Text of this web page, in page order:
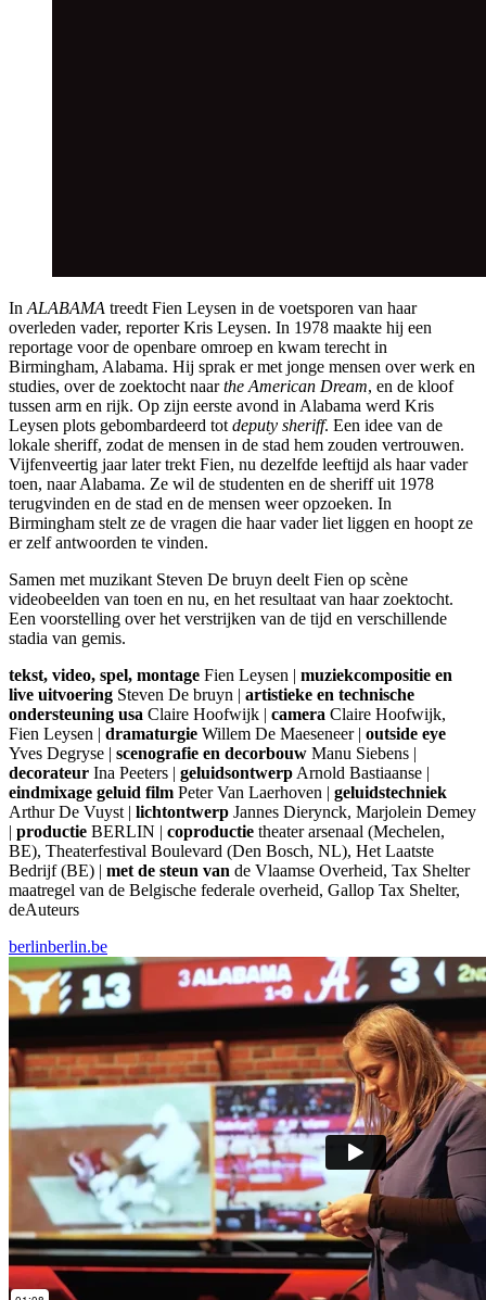
In ALABAMA treedt Fien Leysen in de voetsporen van haar
overleden vader, reporter Kris Leysen. In 1978 maakte hij een
reportage voor de openbare omroep en kwam terecht in
Birmingham, Alabama. Hij sprak er met jonge mensen over werk en
studies, over de zoektocht naarthe American Dream, en de kloof
tussen arm en rijk. Op zijn eerste avond in Alabama werd Kris
Leysen plots gebombardeerd tot deputy sheriff. Een idee van de
lokale sheriff, zodat de mensen in de stad hem zouden vertrouwen.
Vijfenveertig jaar later trekt Fien, nu dezelfde leeftijd als haar vader
toen, naar Alabama. Ze wil de studenten en de sheriff uit 1978
terugvinden en de stad en de mensen weer opzoeken. In
Birmingham stelt ze de vragen die haar vader liet liggen en hoopt ze
er zelf antwoorden te vinden.
Samen met muzikant Steven De bruyn deelt Fien op scène
videobeelden van toen en nu, en het resultaat van haar zoektocht.
Een voorstelling over het verstrijken van de tijd en verschillende
stadia van gemis.
tekst, video, spel, montage Fien Leysen | muziekcompositie en
live uitvoering Steven De bruyn | artistieke en technische
ondersteuning usa Claire Hoofwijk | camera Claire Hoofwijk,
Fien Leysen | dramaturgie Willem De Maeseneer | outside eye
Yves Degryse | scenografie en decorbouw Manu Siebens |
decorateur Ina Peeters | geluidsontwerp Arnold Bastiaanse |
eindmixage geluid film Peter Van Laerhoven | geluidstechniek
Arthur De Vuyst | lichtontwerp Jannes Dierynck, Marjolein Demey
| productie BERLIN | coproductie theater arsenaal (Mechelen,
BE), Theaterfestival Boulevard (Den Bosch, NL), Het Laatste
Bedrijf (BE) | met de steun van de Vlaamse Overheid, Tax Shelter
maatregel van de Belgische federale overheid, Gallop Tax Shelter,
deAuteurs
berlinberlin.be